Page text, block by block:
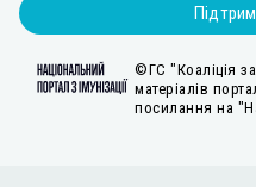
©ГС "Коаліція
матеріалів
посилання на